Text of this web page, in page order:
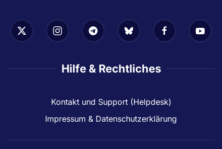
Hilfe & Rechtliches
Kontakt und Support (Helpdesk)
Impressum & Datenschutzerklärung